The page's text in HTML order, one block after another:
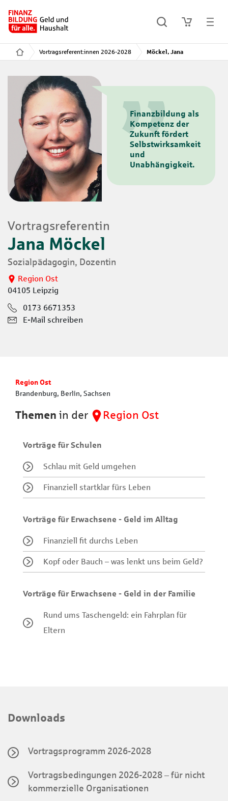
Vortragsreferent:innen 2026-2028 Möckel, Jana
Vortragsreferentin
Jana Möckel
Sozialpädagogin, Dozentin
Region Ost
04105 Leipzig
0173 6671353
E-Mail schreiben
Finanzbildung als
Kompetenz der
Zukunft fördert
Selbstwirksamkeit
und
Unabhängigkeit.
Region Ost
Brandenburg, Berlin, Sachsen
Themen in der Region Ost
Vorträge für Schulen
Schlau mit Geld umgehen
Finanziell startklar fürs Leben
Vorträge für Erwachsene - Geld im Alltag
Finanziell fit durchs Leben
Kopf oder Bauch – was lenkt uns beim Geld?
Vorträge für Erwachsene - Geld in der Familie
Rund ums Taschengeld: ein Fahrplan für
Eltern
Downloads
Vortragsprogramm 2026-2028
Vortragsbedingungen 2026-2028 – für nicht
kommerzielle Organisationen